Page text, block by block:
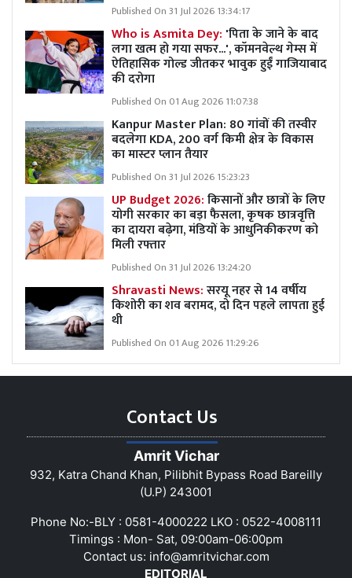
Published On 31 Jul 2026 13:34:17
Who is Asmita Dey: 'पिता के जाने के बाद
लगा खत्म हो गया सफर...', कॉमनवेल्थ गेम्स में
ऐतिहासिक गोल्ड जीतकर भावुक हुईं गाजियाबाद
की दरोगा
Published On 01 Aug 2026 11:07:38
Kanpur Master Plan: 80 गांवों की तस्वीर
बदलेगा KDA, 200 वर्ग किमी क्षेत्र के विकास
का मास्टर प्लान तैयार
Published On 31 Jul 2026 15:23:23
UP Budget 2026:किसानों और छात्रों के लिए
योगी सरकार का बड़ा फैसला, कृषक छात्रवृत्ति
का दायरा बढ़ेगा, मंडियों के आधुनिकीकरण को
मिली रफ्तार
Published On 31 Jul 2026 13:24:20
Shravasti News:सरयू नहर से 14 वर्षीय
किशोरी का शव बरामद, दो दिन पहले लापता हुई
थी
Published On 01 Aug 2026 11:29:26
Contact Us
Amrit Vichar
932, Katra Chand Khan, Pilibhit Bypass Road Bareilly
(U.P) 243001
Phone No:-BLY : 0581-4000222 LKO : 0522-4008111
Timings : Mon- Sat, 09:00am-06:00pm
Contact us: info@amritvichar.com
EDITORIAL